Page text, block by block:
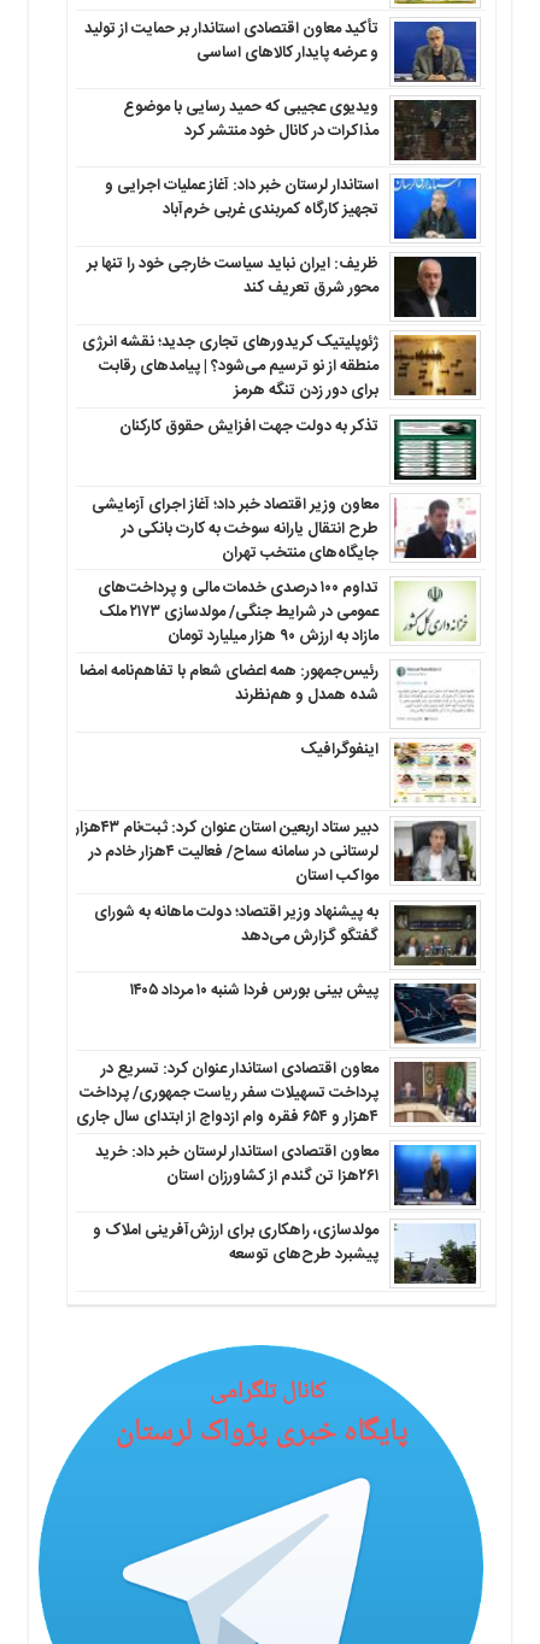
تأکید معاون اقتصادی استاندار بر حمایت از تولید
و عرضه پایدار کالاهای اساسی
ویدیوی عجیبی که حمید رسایی با موضوع
مذاکرات در کانال خود منتشر کرد
استاندار لرستان خبر داد: آغاز عملیات اجرایی و
تجهیز کارگاه کمربندی غربی خرم‌آباد
ظریف: ایران نباید سیاست خارجی خود را تنها بر
محور شرق تعریف کند
ژئوپلیتیک کریدورهای تجاری جدید؛ نقشه انرژی
منطقه‌ از نو ترسیم می‌شود؟ | پیامدهای رقابت
برای دور زدن تنگه هرمز
تذکر به دولت جهت افزایش حقوق کارکنان ‌
معاون وزیر اقتصاد خبر داد؛ آغاز اجرای آزمایشی
طرح انتقال یارانه سوخت به کارت بانکی در
جایگاه‌های منتخب تهران
تداوم ۱۰۰ درصدی خدمات مالی و پرداخت‌های
عمومی در شرایط جنگی/ مولدسازی ۲۱۷۳ ملک
مازاد به ارزش ۹۰ هزار میلیارد تومان
رئیس‌جمهور: همه اعضای شعام با تفاهم‌نامه امضا
شده همدل و هم‌نظرند
اینفوگرافیک
دبیر ستاد اربعین استان عنوان کرد: ثبت‌نام ۴۳هزار
لرستانی در سامانه سماح/ فعالیت ۴هزار خادم در
مواکب استان
به پیشنهاد وزیر اقتصاد؛ دولت ماهانه به شورای
گفتگو گزارش می‌دهد
پیش بینی بورس فردا شنبه ۱۰ مرداد ۱۴۰۵
معاون اقتصادی استاندار عنوان کرد: تسریع در
پرداخت تسهیلات سفر ریاست جمهوری/ پرداخت
۴هزار و ۶۵۴ فقره وام ازدواج از ابتدای سال جاری
معاون اقتصادی استاندار لرستان خبر داد: خرید
۲۶۱هزا تن گندم از کشاورزان استان
مولدسازی، راهکاری برای ارزش‌آفرینی املاک و
پیشبرد طرح‌های توسعه